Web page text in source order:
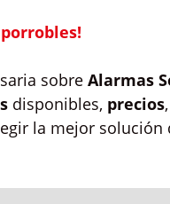
sobre Alarmas
disponibles, precios,
la mejor solución